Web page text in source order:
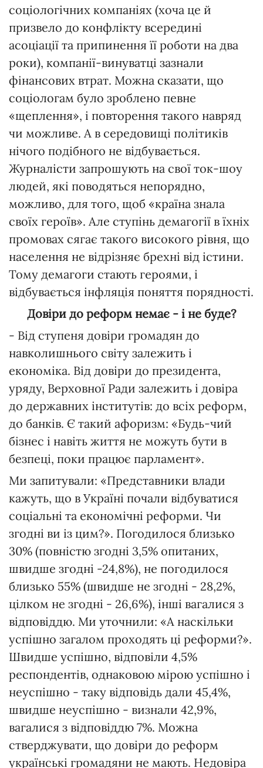
соціологічних компаніях (хоча це й
призвело до конфлікту всередині
асоціації та припинення її роботи на два
роки), компанії-винуватці зазнали
фінансових втрат. Можна сказати, що
соціологам було зроблено певне
«щеплення», і повторення такого навряд
чи можливе. А в середовищі політиків
нічого подібного не відбувається.
Журналісти запрошують на свої ток-шоу
людей, які поводяться непорядно,
можливо, для того, щоб «країна знала
своїх героїв». Але ступінь демагогії в їхніх
промовах сягає такого високого рівня, що
населення не відрізняє брехні від істини.
Тому демагоги стають героями, і
відбувається інфляція поняття порядності.
Довіри до реформ немає - і не буде?
- Від ступеня довіри громадян до
навколишнього світу залежить і
економіка. Від довіри до президента,
уряду, Верховної Ради залежить і довіра
до державних інститутів: до всіх реформ,
до банків. Є такий афоризм: «Будь-чий
бізнес і навіть життя не можуть бути в
безпеці, поки працює парламент».
Ми запитували: «Представники влади
кажуть, що в Україні почали відбуватися
соціальні та економічні реформи. Чи
згодні ви із цим?». Погодилося близько
30% (повністю згодні 3,5% опитаних,
швидше згодні -24,8%), не погодилося
близько 55% (швидше не згодні - 28,2%,
цілком не згодні - 26,6%), інші вагалися з
відповіддю. Ми уточнили: «А наскільки
успішно загалом проходять ці реформи?».
Швидше успішно, відповіли 4,5%
респондентів, однаковою мірою успішно і
неуспішно - таку відповідь дали 45,4%,
швидше неуспішно - визнали 42,9%,
вагалися з відповіддю 7%. Можна
стверджувати, що довіри до реформ
українські громадяни не мають. Недовіра